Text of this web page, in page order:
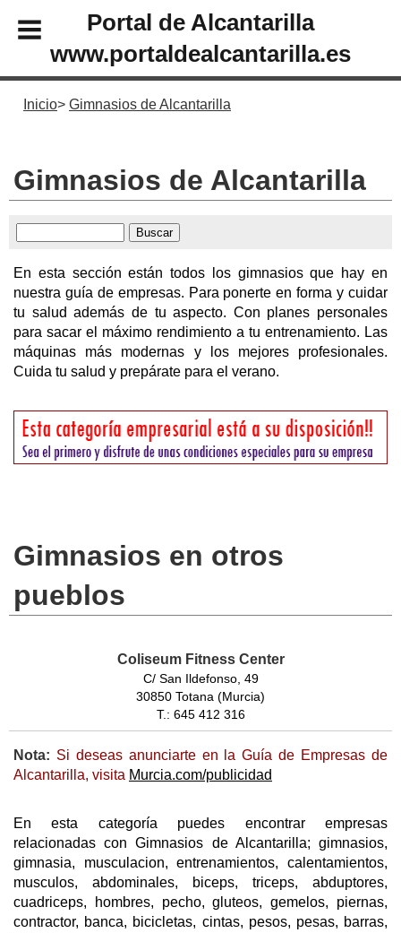
Portal de Alcantarilla
www.portaldealcantarilla.es
Inicio Gimnasios de Alcantarilla
Gimnasios de Alcantarilla
En esta sección están todos los gimnasios que hay en
nuestra guía de empresas. Para ponerte en forma y cuidar
tu salud además de tu aspecto. Con planes personales
para sacar el máximo rendimiento a tu entrenamiento. Las
máquinas más modernas y los mejores profesionales.
Cuida tu salud y prepárate para el verano.
Gimnasios en otros
pueblos
Coliseum Fitness Center
C/ San Ildefonso, 49
30850 Totana (Murcia)
T.: 645 412 316
Nota: Si deseas anunciarte en la Guía de Empresas de
Alcantarilla, visita Murcia.com/publicidad
En esta categoría puedes encontrar empresas
relacionadas con Gimnasios de Alcantarilla; gimnasios,
gimnasia, musculacion, entrenamientos, calentamientos,
musculos, abdominales, biceps, triceps, abduptores,
cuadriceps, hombres, pecho, gluteos, gemelos, piernas,
contractor, banca, bicicletas, cintas, pesos, pesas, barras,